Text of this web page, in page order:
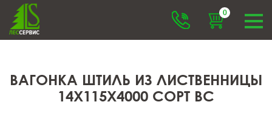
0
ВАГОНКА ШТИЛЬ ИЗ ЛИСТВЕННИЦЫ
14X115X4000 СОРТ BC